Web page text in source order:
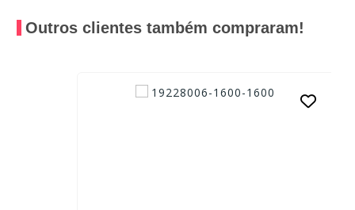
Outros clientes também compraram!